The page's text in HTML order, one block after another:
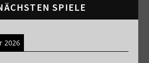
SPIELE
2026